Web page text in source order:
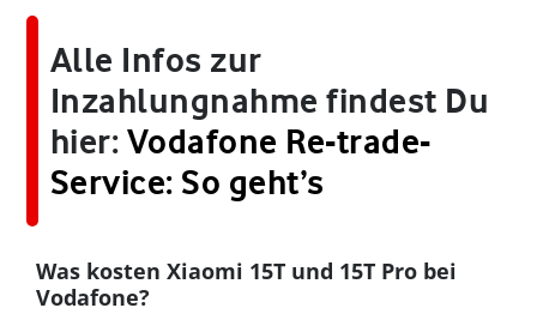
Alle Infos zur
Inzahlungnahme findest Du
hier: Vodafone Re-trade-
Service: So geht’s
Was kosten Xiaomi 15T und 15T Pro bei
Vodafone?